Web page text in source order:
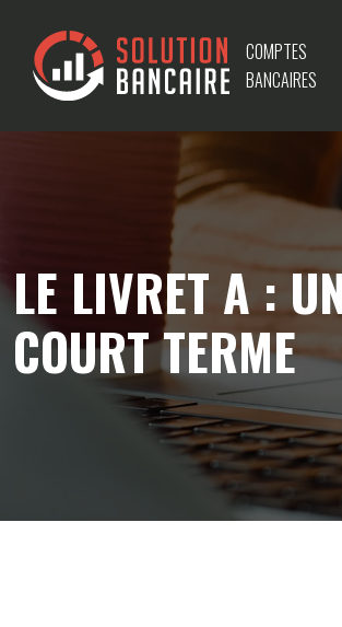
COMPTES
BANCAIRES
LE LIVRET A :
COURT TERME